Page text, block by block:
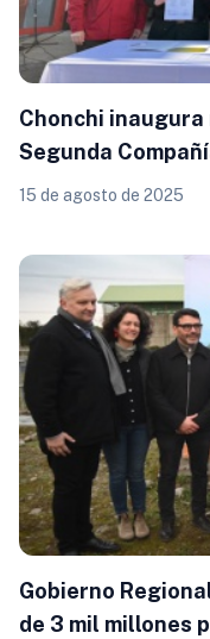
Chonchi
Segunda
15 de agosto de 2025
Gobierno
de 3 mil millones